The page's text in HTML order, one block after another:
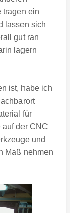
tragen ein
lassen sich
gut ran
lagern
ist, habe ich
für
der CNC
und
Maß nehmen